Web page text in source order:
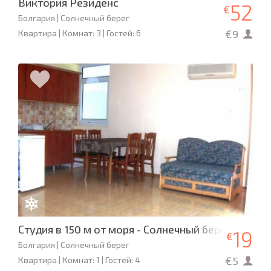
Болгария | Солнечный берег
Квартира | Комнат: 3 | Гостей: 6
€52
€9
Студия в 150 м от моря - Солнечный берег
Болгария | Солнечный берег
Квартира | Комнат: 1 | Гостей: 4
€19
€5